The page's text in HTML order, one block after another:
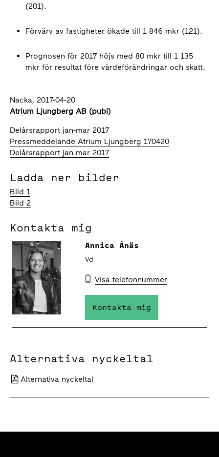
(201).
Förvärv av fastigheter ökade till 1 846 mkr (121).
Prognosen för 2017 höjs med 80 mkr till 1 135
mkr för resultat före värdeförändringar och skatt.
Nacka, 2017-04-20
Atrium Ljungberg AB (publ)
Delårsrapport jan-mar 2017
Pressmeddelande Atrium Ljungberg 170420
Delårsrapport jan-mar 2017
Ladda ner bilder
Bild 1
Bild 2
Kontakta mig
Annica Ånäs
Vd
Visa telefonnummer
Kontakta mig
Alternativa nyckeltal
Alternativa nyckeltal